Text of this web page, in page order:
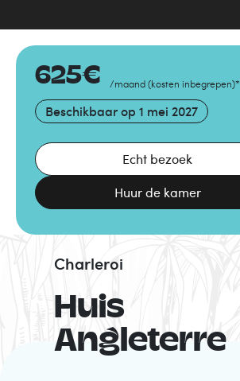
625€ /maand (kosten inbegrepen)*
Beschikbaar op 1 mei 2027
Echt bezoek
Huur de kamer
Huis
Angleterre
Charleroi